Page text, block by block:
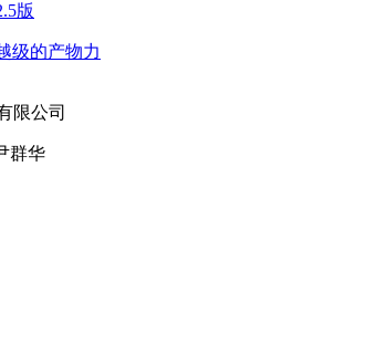
版
级的产物力
群华